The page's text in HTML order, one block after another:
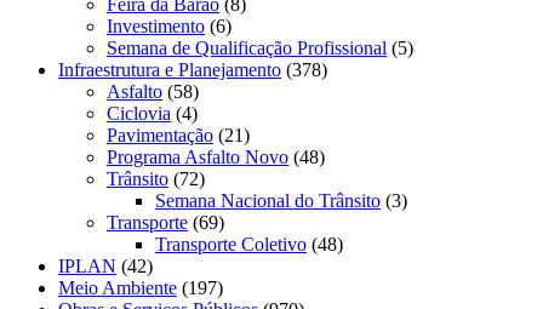
Investimento (6)
Semana de Qualificação Profissional (5)
Infraestrutura e Planejamento (378)
Asfalto (58)
Ciclovia (4)
Pavimentação (21)
Programa Asfalto Novo (48)
Trânsito (72)
Semana Nacional do Trânsito (3)
Transporte (69)
Transporte Coletivo (48)
IPLAN (42)
Meio Ambiente (197)